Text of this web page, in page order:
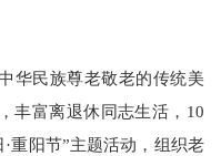
华民族尊老敬老的传统美
丰富离退休同志生活， 10
重阳节”主题活动，组织老